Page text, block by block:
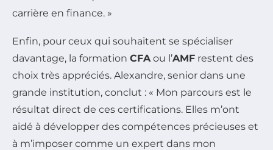
carrière en finance. »
Enfin, pour ceux qui souhaitent se spécialiser
davantage, la formation CFAou l’AMF restent des
choix très appréciés. Alexandre, senior dans une
grande institution, conclut : « Mon parcours est le
résultat direct de ces certifications. Elles m’ont
aidé à développer des compétences précieuses et
à m’imposer comme un expert dans mon